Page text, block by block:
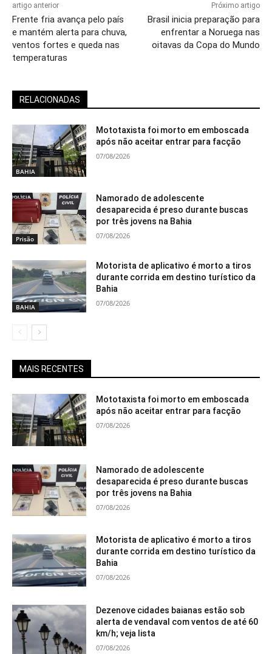
artigo anterior
Frente fria avança pelo país
e mantém alerta para chuva,
ventos fortes e queda nas
temperaturas
Próximo artigo
Brasil inicia preparação para
enfrentar a Noruega nas
oitavas da Copa do Mundo
RELACIONADAS
BAHIA
Mototaxista foi morto em emboscada
após não aceitar entrar para facção
07/08/2026
Prisão
Namorado de adolescente
desaparecida é preso durante buscas
por três jovens na Bahia
07/08/2026
BAHIA
Motorista de aplicativo é morto a tiros
durante corrida em destino turístico da
Bahia
07/08/2026
MAIS RECENTES
Mototaxista foi morto em emboscada
após não aceitar entrar para facção
07/08/2026
Namorado de adolescente
desaparecida é preso durante buscas
por três jovens na Bahia
07/08/2026
Motorista de aplicativo é morto a tiros
durante corrida em destino turístico da
Bahia
07/08/2026
Dezenove cidades baianas estão sob
alerta de vendaval com ventos de até 60
km/h; veja lista
07/08/2026